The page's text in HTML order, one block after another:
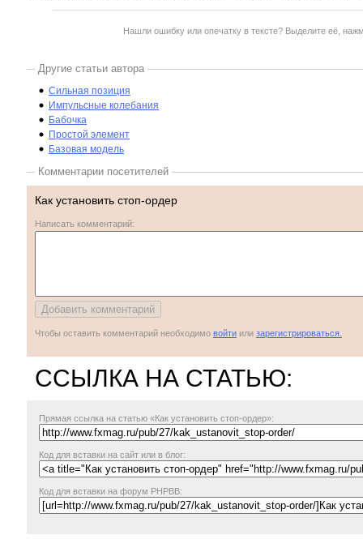
Нашли ошибку или опечатку в тексте? Выделите её,
Другие статьи автора
Сильная позиция
Импульсные колебания
Бабочка
Простой элемент
Базовая модель
Комментарии посетителей
Как установить стоп-ордер
Написать комментарий:
Чтобы оставить комментарий необходимо войти или зарегистрироваться.
ССЫЛКА НА СТАТЬЮ:
Прямая ссылка на статью «Как установить стоп-ордер»:
Код для вставки на сайт или в блог:
Код для вставки на форум PHPBB: